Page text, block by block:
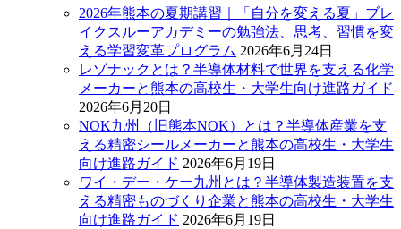
2026年熊本の夏期講習｜「自分を変える夏」ブレ
イクスルーアカデミーの勉強法、思考、習慣を変
える学習変革プログラム 2026年6月24日
レゾナックとは？半導体材料で世界を支える化学
メーカーと熊本の高校生・大学生向け進路ガイド
2026年6月20日
NOK九州（旧熊本NOK）とは？半導体産業を支
える精密シールメーカーと熊本の高校生・大学生
向け進路ガイド 2026年6月19日
ワイ・デー・ケー九州とは？半導体製造装置を支
える精密ものづくり企業と熊本の高校生・大学生
向け進路ガイド 2026年6月19日